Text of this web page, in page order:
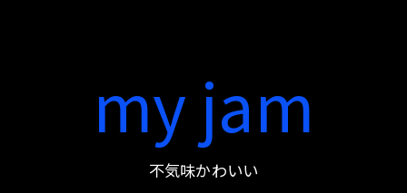
my jam
不気味かわいい